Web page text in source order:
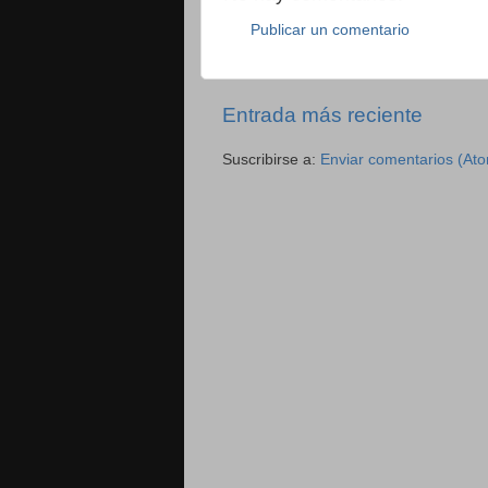
Publicar un comentario
Entrada más reciente
Suscribirse a: Enviar comentarios